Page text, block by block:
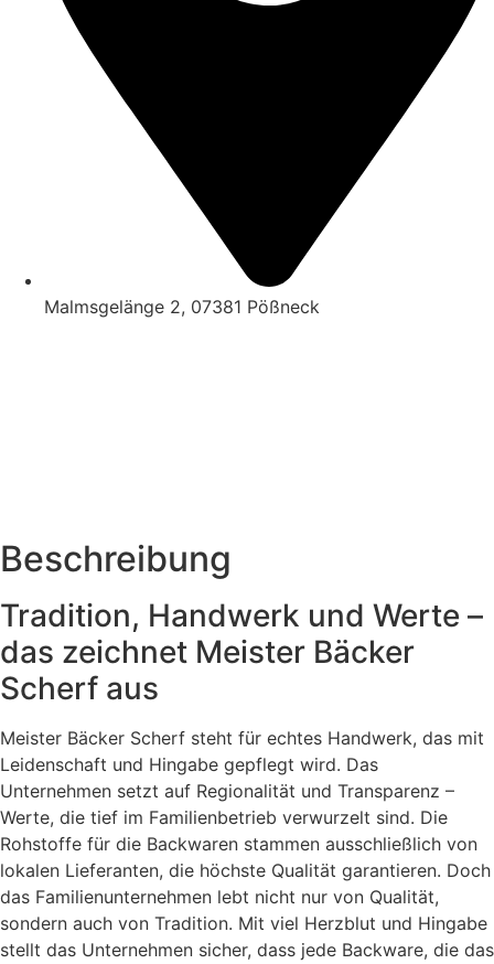
Malmsgelänge 2, 07381 Pößneck
Beschreibung
Tradition, Handwerk und Werte –
das zeichnet Meister Bäcker
Scherf aus
Meister Bäcker Scherf steht für echtes Handwerk, das mit
Leidenschaft und Hingabe gepflegt wird. Das
Unternehmen setzt auf Regionalität und Transparenz –
Werte, die tief im Familienbetrieb verwurzelt sind. Die
Rohstoffe für die Backwaren stammen ausschließlich von
lokalen Lieferanten, die höchste Qualität garantieren. Doch
das Familienunternehmen lebt nicht nur von Qualität,
sondern auch von Tradition. Mit viel Herzblut und Hingabe
stellt das Unternehmen sicher, dass jede Backware, die das